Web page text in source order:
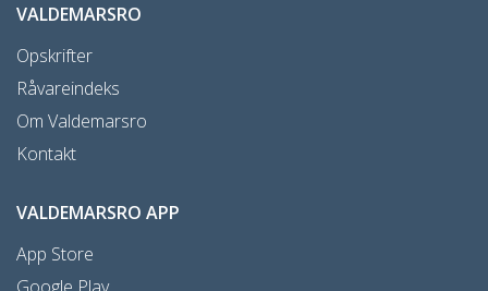
VALDEMARSRO
Opskrifter
Råvareindeks
Om Valdemarsro
Kontakt
VALDEMARSRO APP
App Store